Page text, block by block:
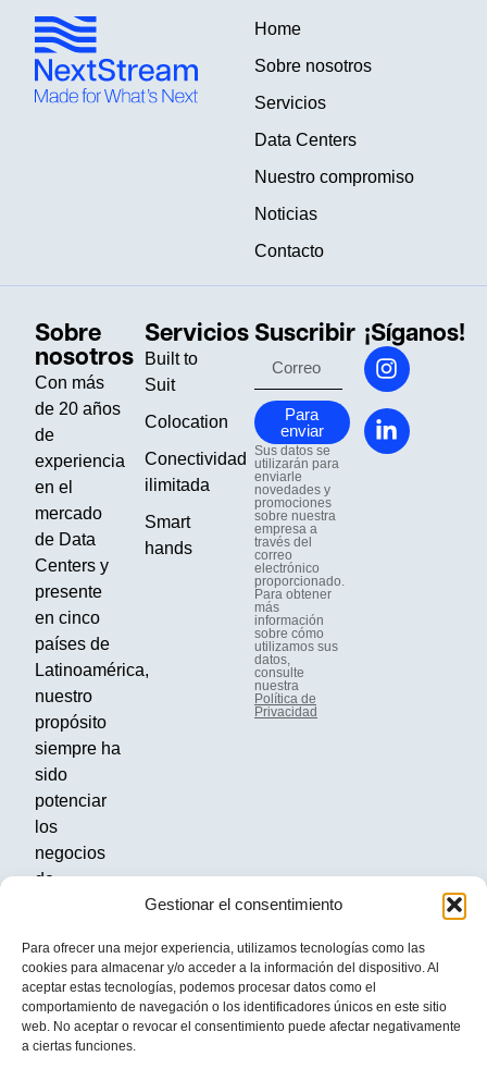
Gestionar el consentimiento
Para ofrecer una mejor experiencia, utilizamos tecnologías como las
cookies para almacenar y/o acceder a la información del dispositivo. Al
aceptar estas tecnologías, podemos procesar datos como el
comportamiento de navegación o los identificadores únicos en este sitio
web. No aceptar o revocar el consentimiento puede afectar negativamente
a ciertas funciones.
Home
Sobre nosotros
Servicios
Data Centers
Nuestro compromiso
Noticias
Contacto
Sobre
nosotros
Con más
de 20 años
de
experiencia
en el
mercado
de Data
Centers y
presente
en cinco
países de
Latinoamérica,
nuestro
propósito
siempre ha
sido
potenciar
los
negocios
de
ser el
socio ideal
para su
crecimiento.
Servicios
Built to
Suit
Colocation
Conectividad
ilimitada
Smart
hands
Suscribir
Para
enviar
Sus datos se
utilizarán para
enviarle
novedades y
promociones
sobre nuestra
empresa a
través del
correo
electrónico
proporcionado.
Para obtener
más
información
sobre cómo
utilizamos sus
datos,
consulte
nuestra
Política de
Privacidad
¡Síganos!